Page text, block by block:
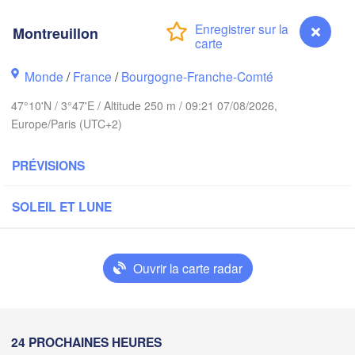
Montreuillon
Monde /France /Bourgogne-Franche-Comté
47°10'N / 3°47'E / Altitude 250 m / 09:21 07/08/2026,
Europe/Paris (UTC+2)
PRÉVISIONS
SOLEIL ET LUNE
Ouvrir la carte radar
24 PROCHAINES HEURES
London
Amsterdam
Norwich
PAYS-BAS
Paris
Montreuillon